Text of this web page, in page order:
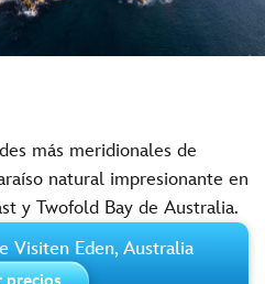
más meridionales de
natural impresionante en
y Twofold Bay de Australia.
Visiten Eden, Australia